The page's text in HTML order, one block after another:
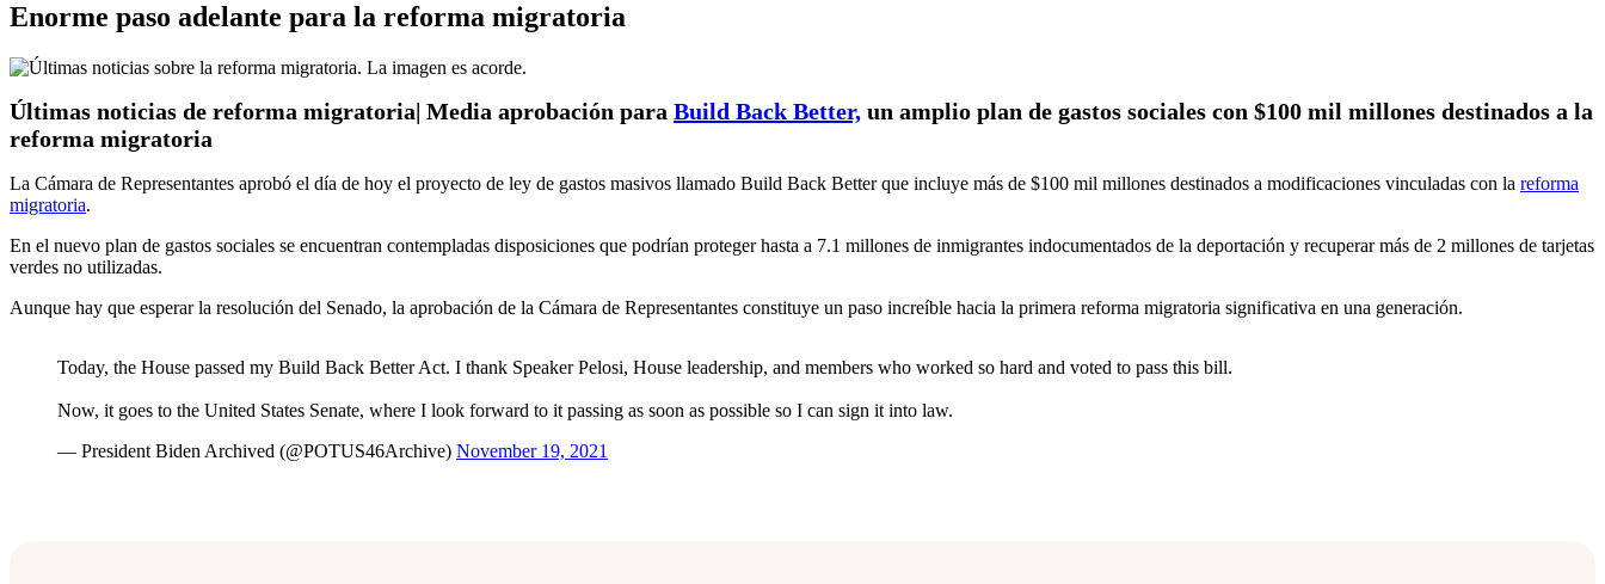
Enorme paso adelante para la reforma migratoria
Últimas noticias de reforma migratoria| Media aprobación para Build Back Better, un amplio plan de gastos sociales con $100 mil millones destinados a la
reforma migratoria
La Cámara de Representantes aprobó el día de hoy el proyecto de ley de gastos masivos llamado Build Back Better que incluye más de $100 mil millones destinados a modificaciones vinculadas con la reforma
migratoria.
En el nuevo plan de gastos sociales se encuentran contempladas disposiciones que podrían proteger hasta a 7.1 millones de inmigrantes indocumentados de la deportación y recuperar más de 2 millones de tarjetas
verdes no utilizadas.
Aunque hay que esperar la resolución del Senado, la aprobación de la Cámara de Representantes constituye un paso increíble hacia la primera reforma migratoria significativa en una generación.
Today, the House passed my Build Back Better Act. I thank Speaker Pelosi, House leadership, and members who worked so hard and voted to pass this bill.
Now, it goes to the United States Senate, where I look forward to it passing as soon as possible so I can sign it into law.
— President Biden Archived (@POTUS46Archive) November 19, 2021